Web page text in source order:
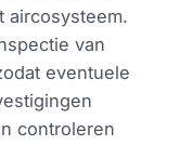
aircosysteem.
van
eventuele
controleren